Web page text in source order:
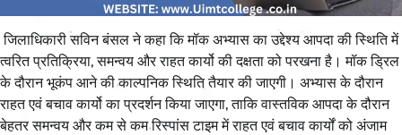
जिलाधिकारी सविन बंसल ने कहा कि मॉक अभ्यास का उद्देश्य आपदा की स्थिति में
त्वरित प्रतिक्रिया, समन्वय और राहत कार्यो की दक्षता को परखना है। मॉक ड्रिल
के दौरान भूकंप आने की काल्पनिक स्थिति तैयार की जाएगी। अभ्यास के दौरान
राहत एवं बचाव कार्यो का प्रदर्शन किया जाएगा, ताकि वास्तविक आपदा के दौरान
बेहतर समन्वय और कम से कम रिस्पांस टाइम में राहत एवं बचाव कार्यों को अंजाम